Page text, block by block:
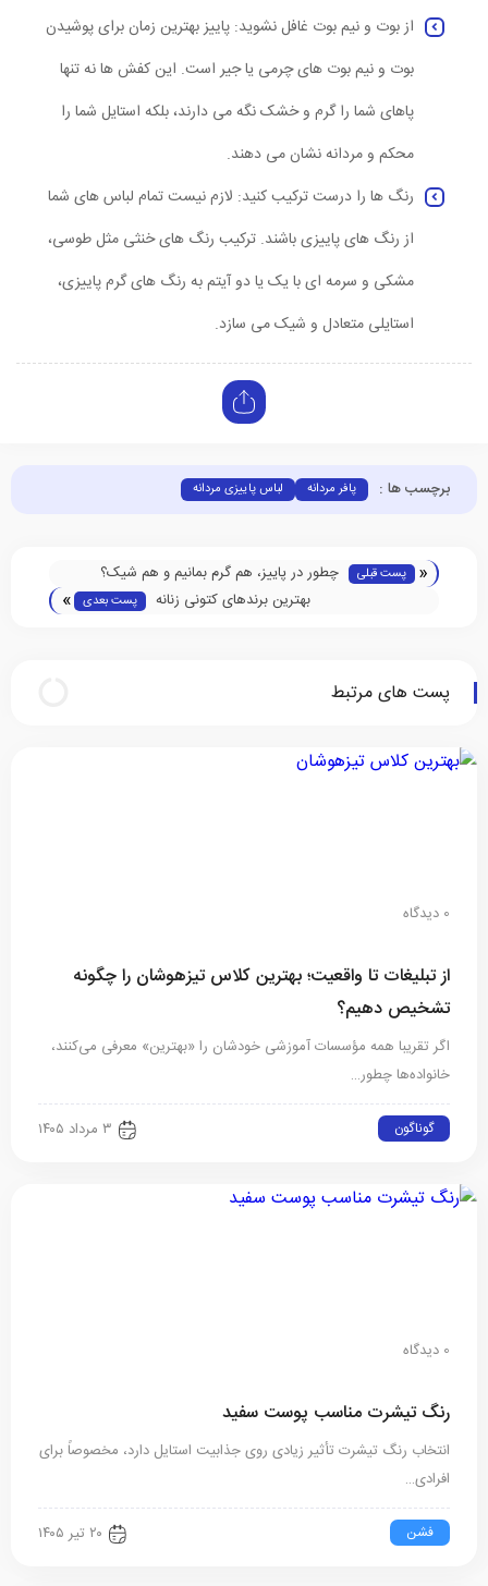
از بوت و نیم بوت غافل نشوید: پاییز بهترین زمان برای پوشیدن
بوت و نیم بوت های چرمی یا جیر است. این کفش ها نه تنها
پاهای شما را گرم و خشک نگه می دارند، بلکه استایل شما را
محکم و مردانه نشان می دهند.
رنگ ها را درست ترکیب کنید: لازم نیست تمام لباس های شما
از رنگ های پاییزی باشند. ترکیب رنگ های خنثی مثل طوسی،
مشکی و سرمه ای با یک یا دو آیتم به رنگ های گرم پاییزی،
استایلی متعادل و شیک می سازد.
برچسب ها : پافر مردانه لباس پاییزی مردانه
« پست قبلی
چطور در پاییز، هم گرم بمانیم و هم شیک؟
بهترین برندهای کتونی زنانه
پست بعدی »
پست های مرتبط
0 دیدگاه
از تبلیغات تا واقعیت؛ بهترین کلاس تیزهوشان را چگونه
تشخیص دهیم؟
اگر تقریبا همه مؤسسات آموزشی خودشان را «بهترین» معرفی می‌کنند،
خانواده‌ها چطور…
گوناگون ۳ مرداد ۱۴۰۵
0 دیدگاه
رنگ تیشرت مناسب پوست سفید
انتخاب رنگ تیشرت تأثیر زیادی روی جذابیت استایل دارد، مخصوصاً برای
افرادی…
فشن ۲۰ تیر ۱۴۰۵